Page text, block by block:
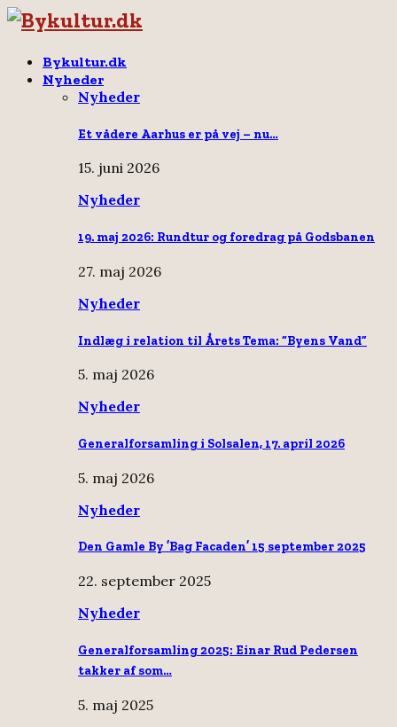
Bykultur.dk
Nyheder
Nyheder
Et vådere Aarhus er på vej – nu…
15. juni 2026
Nyheder
19. maj 2026: Rundtur og foredrag på Godsbanen
27. maj 2026
Nyheder
Indlæg i relation til Årets Tema: “Byens Vand”
5. maj 2026
Nyheder
Generalforsamling i Solsalen, 17. april 2026
5. maj 2026
Nyheder
Den Gamle By ’Bag Facaden’ 15 september 2025
22. september 2025
Nyheder
Generalforsamling 2025: Einar Rud Pedersen
takker af som…
5. maj 2025